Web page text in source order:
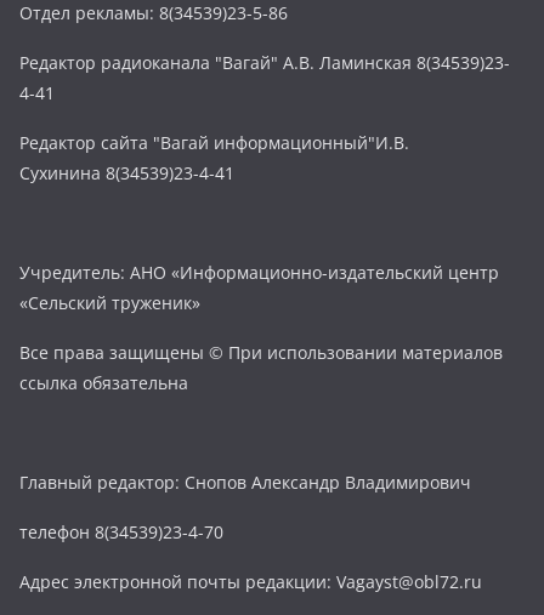
Отдел рекламы: 8(34539)23-5-86
Редактор радиоканала "Вагай" А.В. Ламинская 8(34539)23-
4-41
Редактор сайта "Вагай информационный"И.В.
Сухинина 8(34539)23-4-41
Учредитель: АНО «Информационно-издательский центр
«Сельский труженик»
Все права защищены © При использовании материалов
ссылка обязательна
Главный редактор: Снопов Александр Владимирович
телефон 8(34539)23-4-70
Адрес электронной почты редакции: Vagayst@obl72.ru